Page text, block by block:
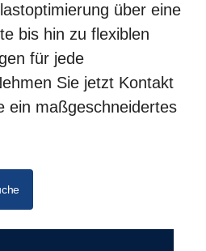
über eine
bis hin zu flexiblen
für jede
Sie jetzt Kontakt
ein maßgeschneidertes